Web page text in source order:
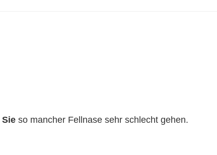
Sie so mancher Fellnase sehr schlecht gehen.